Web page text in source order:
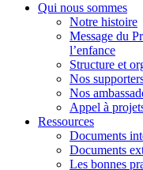
Qui nous sommes
Notre histoire
Message du
l’enfance
Structure et
Nos
Nos
Appel à
Ressources
Documents
Documents
Les bonnes